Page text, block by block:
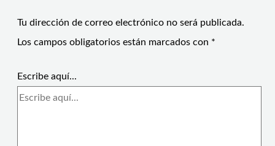
Tu dirección de correo electrónico no será publicada.
Los campos obligatorios están marcados con *
Escribe aquí...